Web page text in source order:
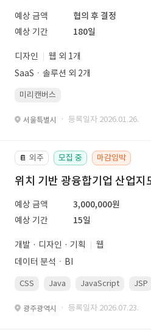
예상 금액
협의 후 결정
예상 기간
180일
디자인
웹 외 1개
SaaSㆍ솔루션 외 2개
미리캔버스
서울특별시 · 등록일자 2026.01.26.
📔 외주 모집 중 마감임박
위치 기반 광융합기업 산업지
예상 금액
3,000,000원
예상 기간
15일
개발 · 디자인 · 기획
웹
데이터 분석ㆍBI
CSS Java JavaScript JSP
광주광역시 · 등록일자 2026.07.23.